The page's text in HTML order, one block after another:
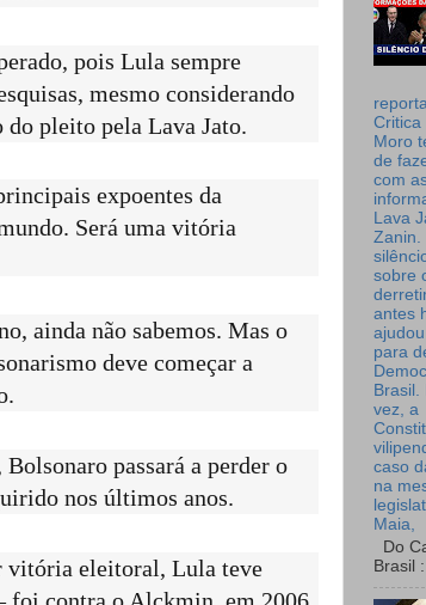
pois Lula sempre
mesmo considerando
do pleito pela Lava Jato.
expoentes da
Será uma vitória
ainda não sabemos. Mas o
deve começar a
passará a perder o
nos últimos anos.
vitória eleitoral, Lula teve
Critica
Moro
de
com
Lava
Zanin.
sobre
antes
para
Brasil.
vez, a
caso
na
Maia,
Do
Brasil :